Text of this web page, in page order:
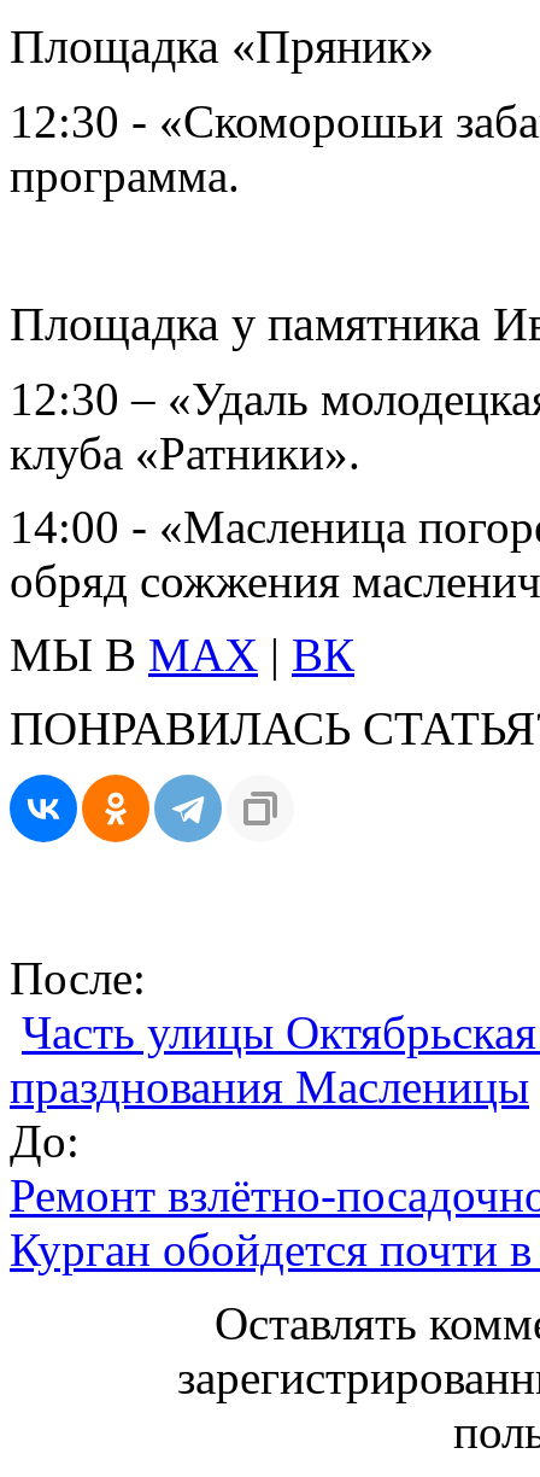
Площадка «Пряник»
12:30 - «Скоморошьи
программа.
Площадка у памятника
12:30 – «Удаль
клуба «Ратники».
14:00 - «Масленица
обряд сожжения
МЫ В MAX | ВК
ПОНРАВИЛАСЬ
После:
Часть улицы
празднования Масленицы
До:
Ремонт взлётно-
Курган обойдется почти
Оставлять